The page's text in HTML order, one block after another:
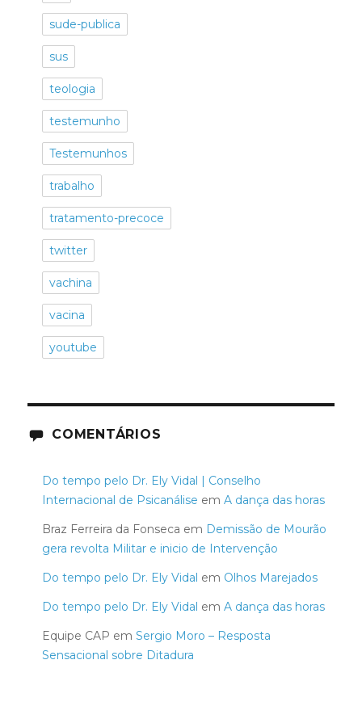
sude-publica
sus
teologia
testemunho
Testemunhos
trabalho
tratamento-precoce
twitter
vachina
vacina
youtube
COMENTÁRIOS
Do tempo pelo Dr. Ely Vidal | Conselho
Internacional de Psicanálise em A dança das horas
Braz Ferreira da Fonseca em Demissão de Mourão
gera revolta Militar e inicio de Intervenção
Do tempo pelo Dr. Ely Vidal em Olhos Marejados
Do tempo pelo Dr. Ely Vidal em A dança das horas
Equipe CAP em Sergio Moro – Resposta
Sensacional sobre Ditadura